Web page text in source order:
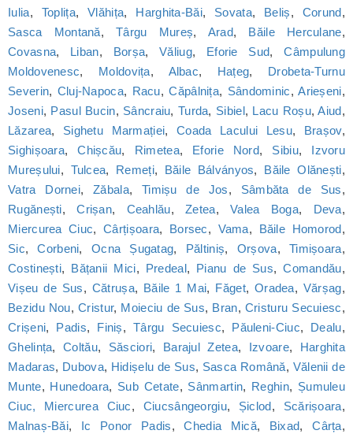
Iulia, Toplița,Vlăhița, Harghita-Băi, Sovata, Beliș, Corund,
Sasca Montană,Târgu Mureș, Arad, Băile Herculane,
Covasna, Liban, Borșa,Văliug, Eforie Sud,Câmpulung
Moldovenesc, Moldovița, Albac, Hațeg, Drobeta-Turnu
Severin, Cluj-Napoca, Racu,Căpâlnița, Sândominic,Arieșeni,
Joseni, Pasul Bucin, Sâncraiu, Turda, Sibiel, Lacu Roșu,Aiud,
Lăzarea, Sighetu Marmației,Coada Lacului Lesu, Brașov,
Sighișoara,Chișcău, Rimetea, Eforie Nord, Sibiu, Izvoru
Mureșului, Tulcea, Remeți, Băile Bálványos, Băile Olănești,
Vatra Dornei,Zăbala, Timișu de Jos, Sâmbăta de Sus,
Rugănești,Crișan, Ceahlău,Zetea,Valea Boga, Deva,
Miercurea Ciuc,Cârțișoara, Borsec, Vama, Băile Homorod,
Sic,Corbeni, Ocna Șugatag, Păltiniș, Orșova, Timișoara,
Costinești, Bățanii Mici, Predeal, Pianu de Sus,Comandău,
Vișeu de Sus, Cătrușa, Băile 1 Mai, Făget, Oradea, Vărșag,
Bezidu Nou,Cristur, Moieciu de Sus, Bran, Cristuru Secuiesc,
Crișeni, Padis, Finiș,Târgu Secuiesc, Păuleni-Ciuc, Dealu,
Ghelința,Coltău, Săsciori, Barajul Zetea, Izvoare, Harghita
Madaras, Dubova, Hidișelu de Sus, Sasca Română, Vălenii de
Munte, Hunedoara, Sub Cetate, Sânmartin, Reghin, Șumuleu
Ciuc, Miercurea Ciuc, Ciucsângeorgiu, Șiclod, Scărișoara,
Malnaș-Băi, Ic Ponor Padis,Chedia Mică, Bixad,Cârța,